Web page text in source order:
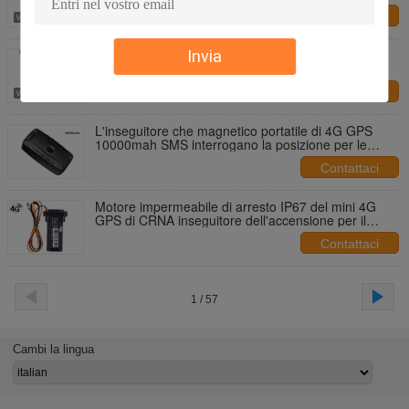
Invia
flotta
rilevazione dell'accensione di CRNA di Mini
Waterproof Support dell'inseguitore dei Gps del
L'inseguitore che magnetico portatile di 4G GPS
10000mah SMS interrogano la posizione per le
Contattaci
Motore impermeabile di arresto IP67 del mini 4G
GPS di CRNA inseguitore dell'accensione per il
Contattaci
1 / 57
Cambi la lingua